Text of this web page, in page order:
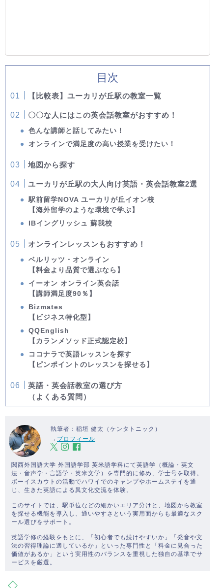
目次
【比較表】ユーカリが丘駅の教室一覧
〇〇な人にはこの英会話教室がおすすめ！
色んな講師と話してみたい！
オンラインで満足度の高い授業を受けたい！
地図から探す
ユーカリが丘駅の大人向け英語・英会話教室2選
駅前留学NOVA ユーカリが丘イオン校
【海外留学のような環境で学ぶ】
IBイングリッシュ 蘇我校
オンラインレッスンもおすすめ！
ベルリッツ・オンライン
【料金より品質で選ぶなら】
イーオン オンライン英会話
【講師満足度90％】
Bizmates
【ビジネス特化型】
QQEnglish
【カランメソッド正式認定校】
ココナラで英語レッスンを探す
【ピンポイントのレッスンを探せる】
英語・英会話教室の選び方
（よくある質問）
執筆者：稲垣 健太（ケンタトニック）
→ プロフィール
関西外国語大学 外国語学部 英米語学科にて英語学（概論・英文
法・音声学・言語学・英米文学）を専門的に修め、学士号を取得。
ボーイスカウトの活動でハワイでのキャンプやホームステイを通
じ、生きた英語による異文化交流を体験。
このサイトでは、駅単位などの細かいエリア分けと、地図から教室
を探せる機能を導入し、通いやすさという実用面からも最適なスク
ール選びをサポート。
英語学修の経験をもとに、「初心者でも続けやすいか」「発音や文
法の習得理論に適しているか」といった専門性と「料金に見合った
価値があるか」という実用性のバランスを重視した独自の基準でサ
ービスを厳選。